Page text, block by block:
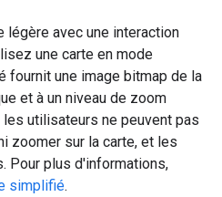
légère avec une interaction
une carte en mode
fournit une image bitmap de la
et à un niveau de zoom
utilisateurs ne peuvent pas
zoomer sur la carte, et les
Pour plus d'informations,
simplifié.